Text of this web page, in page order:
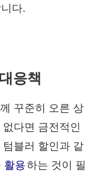
다.
응책
꾸준히 오른 상
다면 금전적인
블러 할인과 같
활용하는 것이 필